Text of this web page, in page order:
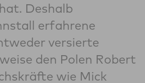
Deshalb
erfahrene
versierte
den Polen Robert
wie Mick